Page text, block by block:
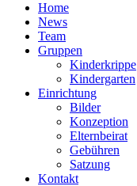
Home
News
Team
Gruppen
Kinderkrippe
Kindergarten
Einrichtung
Bilder
Konzeption
Elternbeirat
Gebühren
Satzung
Kontakt